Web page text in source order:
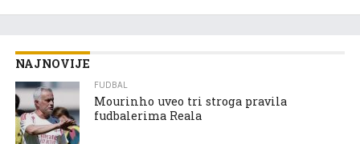
NAJNOVIJE
FUDBAL
Mourinho uveo tri stroga pravila
fudbalerima Reala